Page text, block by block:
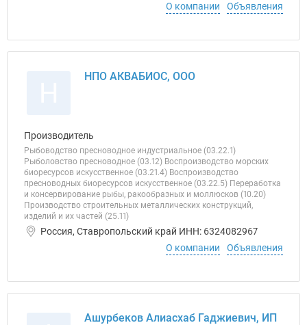
О компании
Объявления
НПО АКВАБИОС, ООО
Производитель
Рыбоводство пресноводное индустриальное (03.22.1)
Рыболовство пресноводное (03.12) Воспроизводство морских
биоресурсов искусственное (03.21.4) Воспроизводство
пресноводных биоресурсов искусственное (03.22.5) Переработка
и консервирование рыбы, ракообразных и моллюсков (10.20)
Производство строительных металлических конструкций,
изделий и их частей (25.11)
Россия, Ставропольский край ИНН: 6324082967
О компании
Объявления
Ашурбеков Алиасхаб Гаджиевич, ИП